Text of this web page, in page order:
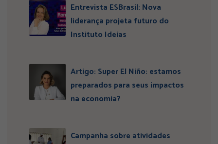
Entrevista ESBrasil: Nova
liderança projeta futuro do
Instituto Ideias
Artigo: Super El Niño: estamos
preparados para seus impactos
na economia?
Campanha sobre atividades